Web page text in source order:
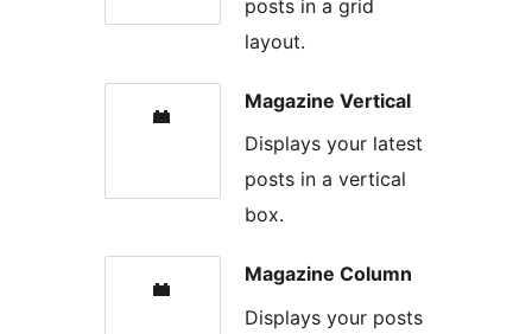
posts in a grid
layout.
Magazine Vertical
Displays your latest
posts in a vertical
box.
Magazine Column
Displays your posts